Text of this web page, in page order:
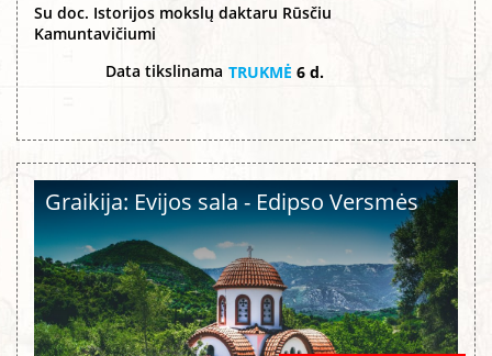
Su doc. Istorijos mokslų daktaru Rūsčiu
Kamuntavičiumi
Data tikslinama TRUKMĖ 6 d.
Graikija: Evijos sala - Edipso Versmės